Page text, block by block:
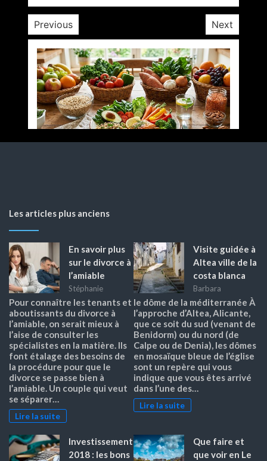
Previous Next
Les articles plus anciens
En savoir plus
sur le divorce à
l’amiable
Stéphanie
Pour connaître les tenants et
aboutissants du divorce à
l’amiable, on serait mieux à
l’aise de consulter les
spécialistes en la matière. Ils
font étalage des besoins de
la procédure pour que le
divorce se passe bien à
l’amiable. Un couple qui veut
se séparer…
Lire la suite
Visite guidée à
Altea ville de la
costa blanca
Barbara
le dôme de la méditerranée À
l’approche d’Altea, Alicante,
que ce soit du sud (venant de
Benidorm) ou du nord (de
Calpe ou de Denia), les dômes
en mosaïque bleue de l’église
sont un repère qui vous
indique que vous êtes arrivé
dans l’une des…
Lire la suite
Investissement
2018 : les bons
Que faire et
que voir en Le